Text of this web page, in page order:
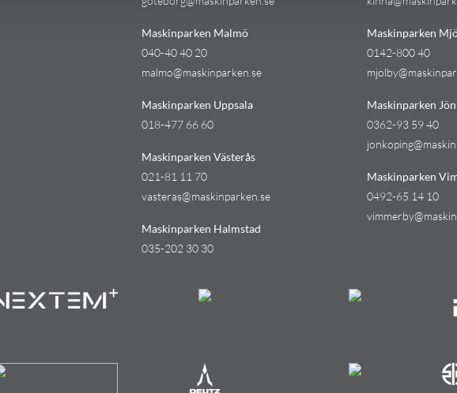
Maskinparken Malmö
040-40 40 20
malmo@maskinparken.se
Maskinparken Uppsala
018-477 66 60
Maskinparken Västerås
021-81 11 70
vasteras@maskinparken.se
Maskinparken Halmstad
035-202 30 30
Maskinparken
0142-800 40
Maskinparken
0362-93 59 40
Maskinparken
0492-65 14 10